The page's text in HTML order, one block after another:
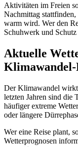
Aktivitäten im Freien
Nachmittag
warm wird. Wer den
Schuhwerk und
Aktuelle
Klimawandel-
Der Klimawandel wirkt
letzten Jahren sind die
häufiger extreme
oder längere
Wer eine Reise plant,
Wetterprognosen